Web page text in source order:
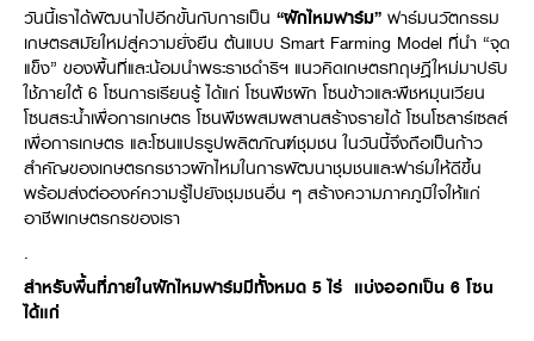
วันนี้เราได้พัฒนาไปอีกขั้นกับการเป็น “ผักไหมฟาร์ม” ฟาร์มนวัตกรรม
เกษตรสมัยใหม่สู่ความยั่งยืน ต้นแบบ Smart Farming Model ที่นำ “จุด
แข็ง” ของพื้นที่และน้อมนำพระราชดำริฯ แนวคิดเกษตรทฤษฎีใหม่มาปรับ
ใช้ภายใต้ 6 โซนการเรียนรู้ ได้แก่ โซนพืชผัก โซนข้าวและพืชหมุนเวียน
โซนสระน้ำเพื่อการเกษตร โซนพืชผสมผสานสร้างรายได้ โซนโซลาร์เซลล์
เพื่อการเกษตร และโซนแปรรูปผลิตภัณฑ์ชุมชน ในวันนี้จึงถือเป็นก้าว
สำคัญของเกษตรกรชาวผักไหมในการพัฒนาชุมชนและฟาร์มให้ดีขึ้น
พร้อมส่งต่อองค์ความรู้ไปยังชุมชนอื่น ๆ สร้างความภาคภูมิใจให้แก่
อาชีพเกษตรกรของเรา
.
สำหรับพื้นที่ภายในผักไหมฟาร์มมีทั้งหมด 5 ไร่ แบ่งออกเป็น 6 โซน
ได้แก่